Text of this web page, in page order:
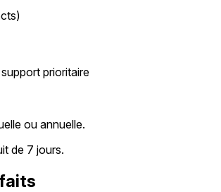
prioritaire
ou annuelle.
de 7 jours.